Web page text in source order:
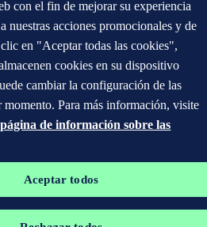
con el fin de mejorar su experiencia
nuestras acciones promocionales y de
en "Aceptar todas las cookies",
cookies en su dispositivo
cambiar la configuración de las
momento. Para más información, visite
página de información sobre las
Aceptar todos